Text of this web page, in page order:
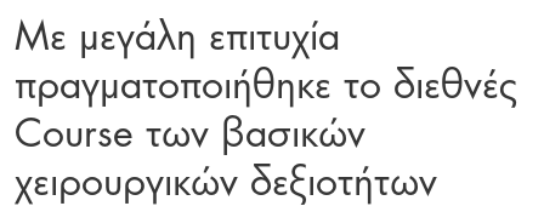
Με μεγάλη επιτυχία
πραγματοποιήθηκε το διεθνές
Course των βασικών
χειρουργικών δεξιοτήτων